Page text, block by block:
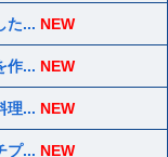
た... NEW
作... NEW
理... NEW
プ... NEW